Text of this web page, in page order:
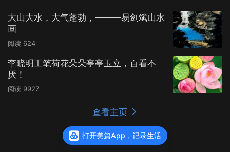
大山大水，大气蓬勃，———易剑斌山水
画
阅读 624
李晓明工笔荷花朵朵亭亭玉立，百看不
厌！
阅读 9927
查看主页
打开美篇App，记录生活